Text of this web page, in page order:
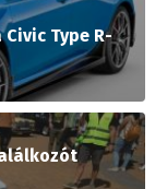
Type R-